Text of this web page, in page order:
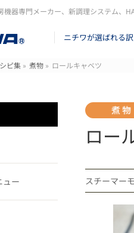
機器専門メーカー、新調理システム、
ニチワが選ばれる訳
ピ集 » 煮物 » ロールキャベツ
ロー
スチーマー
ュー